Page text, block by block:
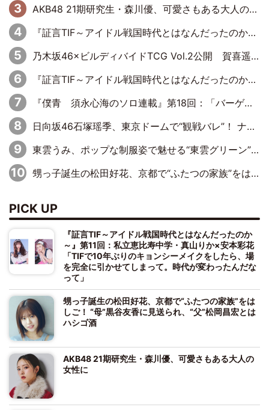
AKB48 21期研究生・森川優、可愛さもある大人の女性に
『証言TIF～アイドル戦国時代とはなんだったのか～』第10回：さくら学院・武藤彩未×飯田らうら「正直、中3で辞めるというのを信じてなくて。そう言われてはいたけど、嘘でしょって」
乃木坂46×ビルディバイドTCG Vol.2公開 賀喜遥香＆田村真佑が『京まふ』ステージに登壇
『証言TIF～アイドル戦国時代とはなんだったのか～』第11回：私立恵比寿中学・真山りか×安本彩花「TIFで10年ぶりのキョンシーメイクをしたら、場を完全に引かせてしまって。時代が変わったんだなって」
『僕青 須永心海のソロ連載』第18回：「バーゲンセールハンターみうな inしまむら」編
日向坂46石塚瑶季、東京ドームで“観戦バレ”！ ナイツ・塙も認めた「巨人に詳しすぎるアイドル」は元VENUSスクール生で杉内コーチ推し⁉
東雲うみ、ポップな制服姿で魅せる“東雲グリーン”の正体
甥っ子誕生の松田好花、京都で“ふたつの家族”をはしご！ “母”黒谷友香に見送られ、“父”松岡昌宏とはハシゴ酒
PICK UP
『証言TIF～アイドル戦国時代とはなんだったのか
～』第11回：私立恵比寿中学・真山りか×安本彩花
「TIFで10年ぶりのキョンシーメイクをしたら、場
を完全に引かせてしまって。時代が変わったんだな
って」
甥っ子誕生の松田好花、京都で“ふたつの家族”をは
しご！ “母”黒谷友香に見送られ、“父”松岡昌宏とは
ハシゴ酒
AKB48 21期研究生・森川優、可愛さもある大人の
女性に